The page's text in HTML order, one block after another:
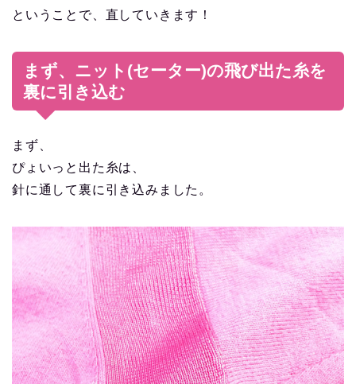
ということで、直していきます！
まず、ニット(セーター)の飛び出た糸を
裏に引き込む
まず、
ぴょいっと出た糸は、
針に通して裏に引き込みました。